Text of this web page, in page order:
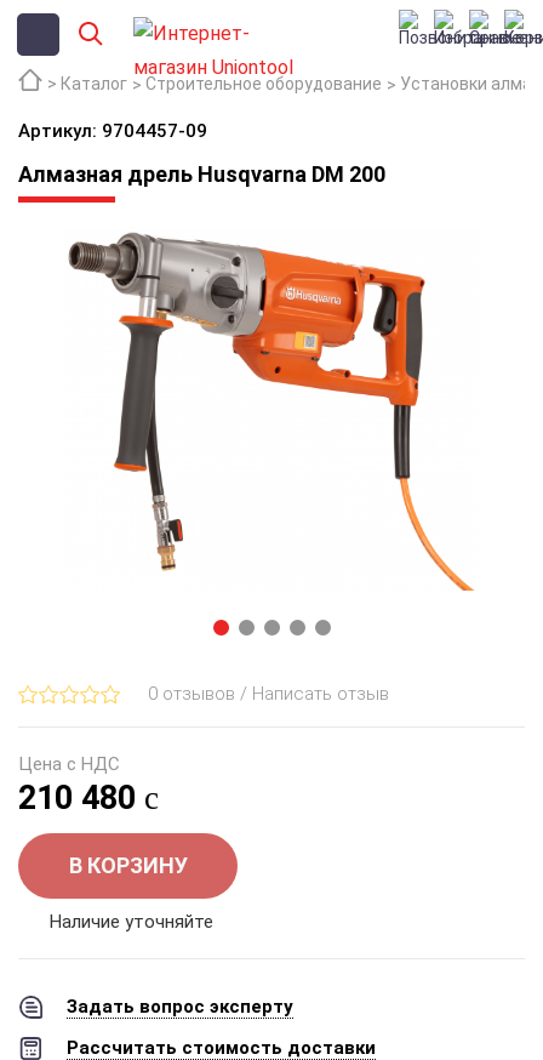
Каталог Строительное оборудование Установки
Артикул: 9704457-09
Алмазная дрель Husqvarna DM 200
0 отзывов / Написать отзыв
Цена с НДС
210 480
В КОРЗИНУ
Наличие уточняйте
Задать вопрос эксперту
Рассчитать стоимость доставки